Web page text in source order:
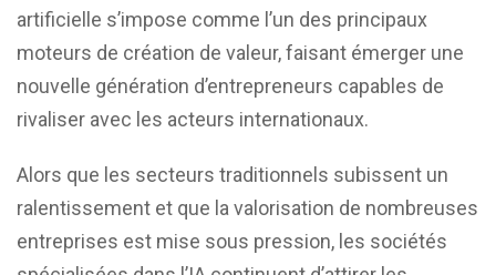
artificielle s’impose comme l’un des principaux
moteurs de création de valeur, faisant émerger une
nouvelle génération d’entrepreneurs capables de
rivaliser avec les acteurs internationaux.
Alors que les secteurs traditionnels subissent un
ralentissement et que la valorisation de nombreuses
entreprises est mise sous pression, les sociétés